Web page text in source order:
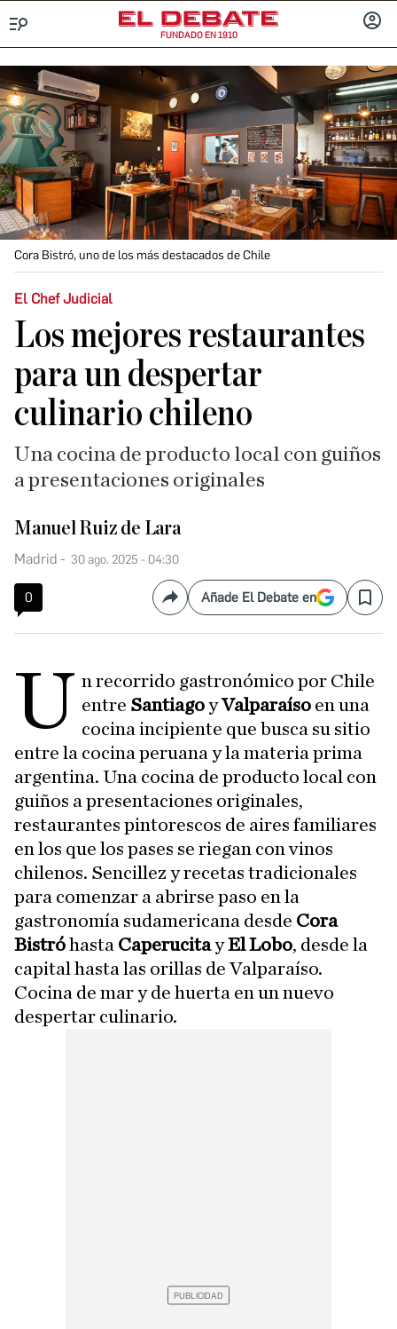
FUNDADO EN 1910
Cora Bistró, uno de los más destacados de Chile
El Chef Judicial
Los mejores restaurantes
para un despertar
culinario chileno
Una cocina de producto local con guiños
a presentaciones originales
Manuel Ruiz de Lara
Madrid 30 ago. 2025 - 04:30
0 CompartirAñade El Debate en Save
U n recorrido gastronómico por Chile
entre SantiagoyValparaíso en una
cocina incipiente que busca su sitio
entre la cocina peruana y la materia prima
argentina. Una cocina de producto local con
guiños a presentaciones originales,
restaurantes pintorescos de aires familiares
en los que los pases se riegan con vinos
chilenos. Sencillez y recetas tradicionales
para comenzar a abrirse paso en la
gastronomía sudamericana desde Cora
Bistróhasta CaperucitayEl Lobo, desde la
capital hasta las orillas de Valparaíso.
Cocina de mar y de huerta en un nuevo
despertar culinario.